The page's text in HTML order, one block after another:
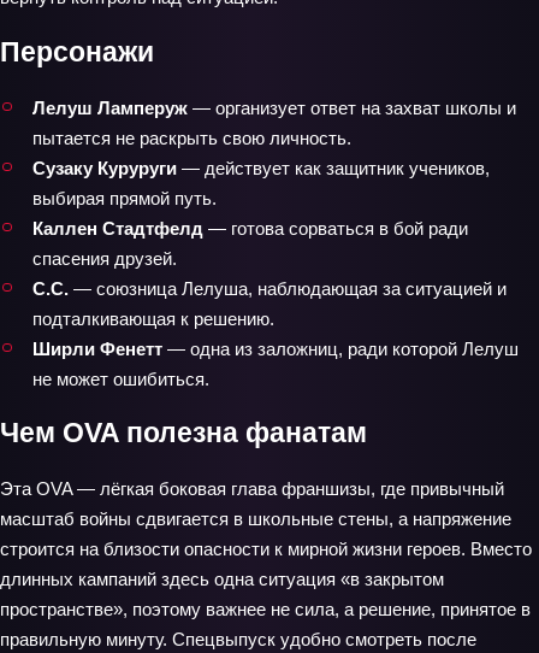
Персонажи
Лелуш Ламперуж — организует ответ на захват школы и
пытается не раскрыть свою личность.
Сузаку Куруруги — действует как защитник учеников,
выбирая прямой путь.
Каллен Стадтфелд — готова сорваться в бой ради
спасения друзей.
С.С. — союзница Лелуша, наблюдающая за ситуацией и
подталкивающая к решению.
Ширли Фенетт — одна из заложниц, ради которой Лелуш
не может ошибиться.
Чем OVA полезна фанатам
Эта OVA — лёгкая боковая глава франшизы, где привычный
масштаб войны сдвигается в школьные стены, а напряжение
строится на близости опасности к мирной жизни героев. Вместо
длинных кампаний здесь одна ситуация «в закрытом
пространстве», поэтому важнее не сила, а решение, принятое в
правильную минуту. Спецвыпуск удобно смотреть после